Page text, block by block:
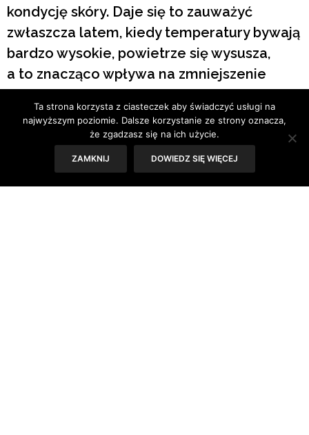
kondycję skóry. Daje się to zauważyć
zwłaszcza latem, kiedy temperatury bywają
bardzo wysokie, powietrze się wysusza,
a to znacząco wpływa na zmniejszenie
wilgoci naskórka. Dlatego nawilżanie
to podstawa pielęgnacji.
Ta strona korzysta z ciasteczek aby świadczyć usługi na
najwyższym poziomie. Dalsze korzystanie ze strony oznacza,
że zgadzasz się na ich użycie.
ZAMKNIJ DOWIEDZ SIĘ WIĘCEJ